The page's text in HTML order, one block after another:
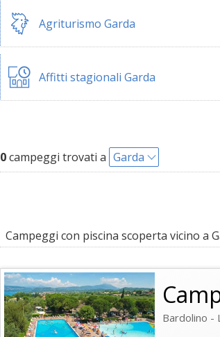
Agriturismo Garda
Affitti stagionali Garda
0campeggi trovati a Garda
Campeggi con piscina scoperta vicino a
Bardolino -